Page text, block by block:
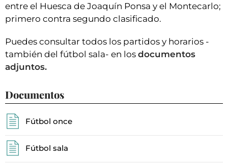
entre el Huesca de Joaquín Ponsa y el Montecarlo;
primero contra segundo clasificado.
Puedes consultar todos los partidos y horarios -
también del fútbol sala- en los documentos
adjuntos.
Documentos
Fútbol once
Fútbol sala